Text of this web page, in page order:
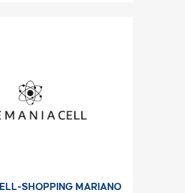
SHOPPING MARIANO